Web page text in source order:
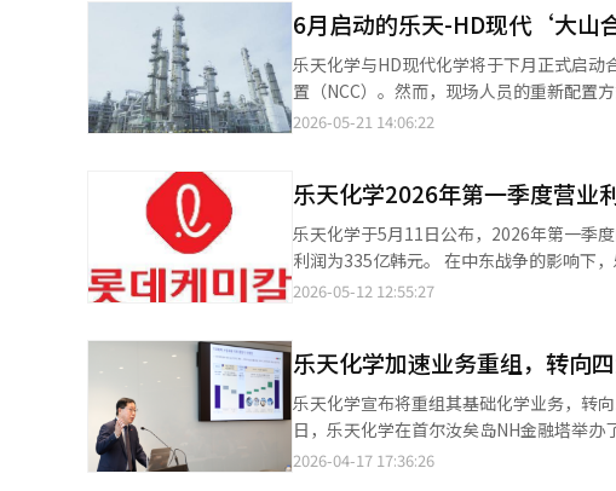
以及在职人员的转型培训。 对于获得业务重组批准的企业，提交的研发项目中有3个中长期必需的有前景的项目将从
今年开始获得支持。此外，还将推进中长
进行新投资。 政府认为，通过业务重组将缓解供应过剩，提高生产效率和盈利能力。新公司计划以医疗用低密度聚乙
烯（LDPE）和用于医疗、食品、卫生用
业务结构。 同时，工业部预计，在整合运营和自救努力得以实施后，长期亏损的营业利润将在业务重组期间后转为盈
部副部长文信学表示：“主动、自主的结
示：“尽管面临困难的内外部环境，感谢
实施。” 他还强调：“为了确保石油化工产业结构调整的成功，所有工业园区都需要参与这一业务重组，而不是无偿
搭便车。”并表示：“在大山和余州之后，
速召开审议，完成与石油化工业务重组大
进行评估，以保护国内石油化工市场的
应价格调整。 乐天化学表示，通过此次供应价格降低，将进一步巩固与中小企业客户的合作关系，并支持在多个领域
使用的必需石油化学材料的稳定生产和供应链维护。 此外，乐天化学在外部变量增加的情况下
内市场，并灵活安排生产和维护日程，以
天化学将丽水工厂的定期维护日程推迟了
确定性加大的时期，乐天化学扩大了混凝
地球中心、汉华解决方案、汉华总能源等
开始针对中小企业客户降低产品供应价格
6月启动的乐天-HD现代‘大山
乐天化学与HD现代化学将于下月正式启
置（NCC）。然而，现场人员的重新配置方式
息，乐天化学和HD现代化学计划于6月1
议的后续措施。 大山1号业务重组的核心是将现代油银行与乐天化学的合资公司HD现代化学与乐天化学的大山工厂进
行整合。通过共同运营生产设施和提高工艺效
上，双方将继续遵循“100%继承”的原则
削减，薪资、津贴、福利和晋升体系也将维持现状。年假和
方式和待遇体系仍然存在担忧。最敏感的问题是乐天
发公平性争议。尤其是HD现代油银行的薪资
HD现代化学的派遣员工管理方式可能会
营，可能会引发非法派遣的争议。 一位行业人士表示：“由于合并公司即将成立，目前关于人员重新配置或薪资福利
体系的具体内容尚未确定，但由于不同公
的。”※ 本报道经人工智能（AI）系统翻译
2026-05-21 14:06:22
乐天化学2026年第一季度营业
乐天化学于5月11日公布，2026年第一季
利润为335亿韩元。 在中东战争的影响下，乐天化学成功实现了基础材料部门的扭亏为盈，得益于2500亿韩元的滞后
效应。乐天化学表示：“中东风险后，主
会议中，乐天化学表示：“考虑到未来2至
期和丽水NCC四期中的两期。” 与此同时，乐天化学还计划在中长期内扩大功能性材料和高附加值业务。预计在年内
完工的国内最大规模单一复合材料工厂将
Super EP等高性能产品系列。 乐天化学相关人士表示：“我们将继续密切监测外部环境和市场情况，集中优化生产
运营，以确保稳定的材料供应。同时，通
2026-05-12 12:55:27
乐天化学加速业务重组，转向
乐天化学宣布将重组其基础化学业务，转
日，乐天化学在首尔汝矣岛NH金融塔举
总裁李永俊在会上表示：“我们将通过先
2026-04-17 17:36:26